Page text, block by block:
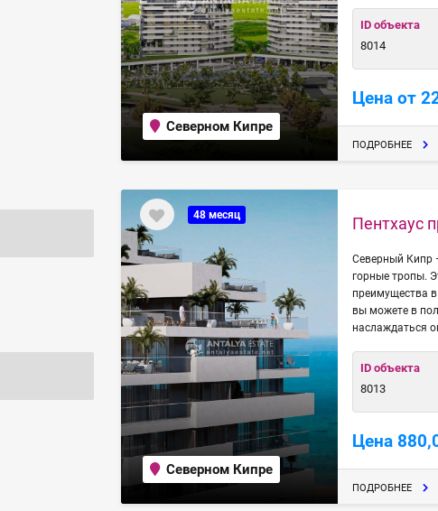
Северном Кипре
ID объекта
8014
Цена от
ПОДРОБНЕЕ
48 месяц Пентхаус
Северном Кипре
Северный Кипр
горные тропы.
преимущества
вы можете в
наслаждаться
ID объекта
8013
Цена
ПОДРОБНЕЕ